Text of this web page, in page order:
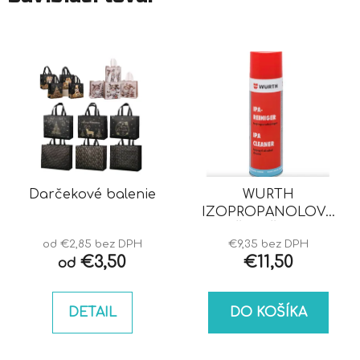
Darčekové balenie
od €2,85 bez DPH
od €3,50
DETAIL
WURTH
IZOPROPANOLOVÝ
€9,35 bez DPH
€11,50
DO KOŠÍKA